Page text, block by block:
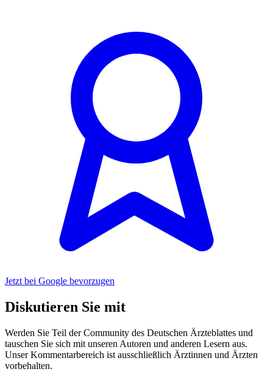
Jetzt bei Google bevorzugen
Diskutieren Sie mit
Werden Sie Teil der Community des Deutschen Ärzteblattes und
tauschen Sie sich mit unseren Autoren und anderen Lesern aus.
Unser Kommentarbereich ist ausschließlich Ärztinnen und Ärzten
vorbehalten.